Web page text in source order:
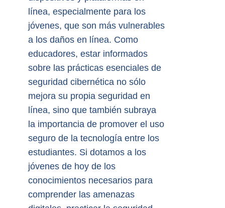
línea, especialmente para los
jóvenes, que son más vulnerables
a los daños en línea. Como
educadores, estar informados
sobre las prácticas esenciales de
seguridad cibernética no sólo
mejora su propia seguridad en
línea, sino que también subraya
la importancia de promover el uso
seguro de la tecnología entre los
estudiantes. Si dotamos a los
jóvenes de hoy de los
conocimientos necesarios para
comprender las amenazas